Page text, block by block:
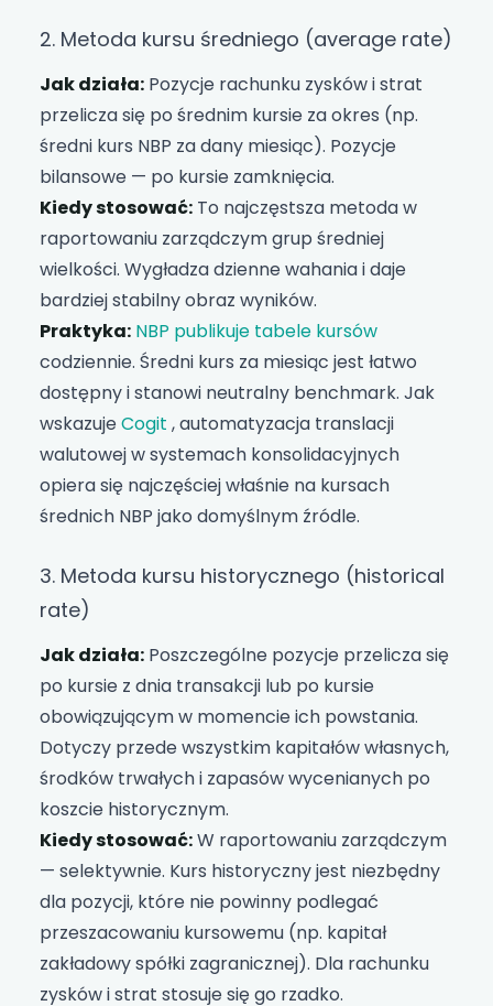
2. Metoda kursu średniego (average rate)
Jak działa: Pozycje rachunku zysków i strat
przelicza się po średnim kursie za okres (np.
średni kurs NBP za dany miesiąc). Pozycje
bilansowe — po kursie zamknięcia.
Kiedy stosować: To najczęstsza metoda w
raportowaniu zarządczym grup średniej
wielkości. Wygładza dzienne wahania i daje
bardziej stabilny obraz wyników.
Praktyka: NBP publikuje tabele kursów
codziennie. Średni kurs za miesiąc jest łatwo
dostępny i stanowi neutralny benchmark. Jak
wskazujeCogit , automatyzacja translacji
walutowej w systemach konsolidacyjnych
opiera się najczęściej właśnie na kursach
średnich NBP jako domyślnym źródle.
3. Metoda kursu historycznego (historical
rate)
Jak działa: Poszczególne pozycje przelicza się
po kursie z dnia transakcji lub po kursie
obowiązującym w momencie ich powstania.
Dotyczy przede wszystkim kapitałów własnych,
środków trwałych i zapasów wycenianych po
koszcie historycznym.
Kiedy stosować:W raportowaniu zarządczym
— selektywnie. Kurs historyczny jest niezbędny
dla pozycji, które nie powinny podlegać
przeszacowaniu kursowemu (np. kapitał
zakładowy spółki zagranicznej). Dla rachunku
zysków i strat stosuje się go rzadko.